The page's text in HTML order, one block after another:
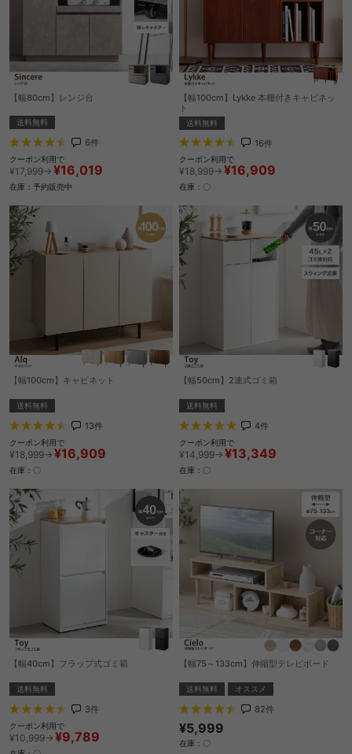
【幅80cm】レンジ台
送料無料
6件
クーポン利用で
¥17,999→ ¥16,019
在庫：予約販売中
【幅100cm】Lykke 本棚付きキャビネッ
ト
送料無料
16件
クーポン利用で
¥18,999→ ¥16,909
在庫：〇
【幅100cm】キャビネット
送料無料
13件
クーポン利用で
¥18,999→ ¥16,909
在庫：〇
【幅50cm】2連式ゴミ箱
送料無料
4件
クーポン利用で
¥14,999→ ¥13,349
在庫：〇
【幅40cm】フラップ式ゴミ箱
送料無料
3件
クーポン利用で
¥10,999→ ¥9,789
【幅75～133cm】伸縮型テレビボード
送料無料 オススメ
82件
¥5,999
在庫：〇